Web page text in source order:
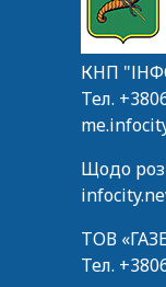
КНП
Тел.
Щодо
ТОВ
Тел.